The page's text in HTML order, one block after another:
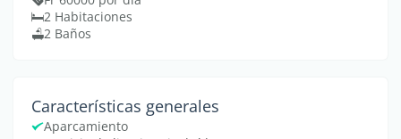
2 Habitaciones
2 Baños
Características generales
Aparcamiento